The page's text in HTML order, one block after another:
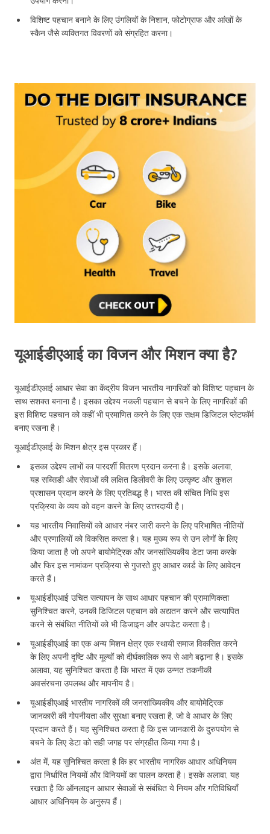
विशिष्ट पहचान बनाने के लिए उंगलियों के निशान, फोटोग्राफ और आंखों के
स्कैन जैसे व्यक्तिगत विवरणों को संग्रहित करना।
यूआईडीएआई का विजन और मिशन क्या है?
यूआईडीएआई आधार सेवा का केंद्रीय विजन भारतीय नागरिकों को विशिष्ट पहचान के
साथ सशक्त बनाना है। इसका उद्देश्य नकली पहचान से बचने के लिए नागरिकों की
इस विशिष्ट पहचान को कहीं भी प्रमाणित करने के लिए एक सक्षम डिजिटल प्लेटफॉर्म
बनाए रखना है।
यूआईडीएआई के मिशन क्षेत्र इस प्रकार हैं।
इसका उद्देश्य लाभों का पारदर्शी वितरण प्रदान करना है। इसके अलावा,
यह सब्सिडी और सेवाओं की लक्षित डिलीवरी के लिए उत्कृष्ट और कुशल
प्रशासन प्रदान करने के लिए प्रतिबद्ध है। भारत की संचित निधि इस
प्रक्रिया के व्यय को वहन करने के लिए उत्तरदायी है।
यह भारतीय निवासियों को आधार नंबर जारी करने के लिए परिभाषित नीतियों
और प्रणालियों को विकसित करता है। यह मुख्य रूप से उन लोगों के लिए
किया जाता है जो अपने बायोमेट्रिक और जनसांख्यिकीय डेटा जमा करके
और फिर इस नामांकन प्रक्रिया से गुजरते हुए आधार कार्ड के लिए आवेदन
करते हैं।
यूआईडीएआई उचित सत्यापन के साथ आधार पहचान की प्रामाणिकता
सुनिश्चित करने, उनकी डिजिटल पहचान को अद्यतन करने और सत्यापित
करने से संबंधित नीतियों को भी डिजाइन और अपडेट करता है।
यूआईडीएआई का एक अन्य मिशन क्षेत्र एक स्थायी समाज विकसित करने
के लिए अपनी दृष्टि और मूल्यों को दीर्घकालिक रूप से आगे बढ़ाना है। इसके
अलावा, यह सुनिश्चित करता है कि भारत में एक उन्नत तकनीकी
अवसंरचना उपलब्ध और मापनीय है।
यूआईडीएआई भारतीय नागरिकों की जनसांख्यिकीय और बायोमेट्रिक
जानकारी की गोपनीयता और सुरक्षा बनाए रखता है, जो वे आधार के लिए
प्रदान करते हैं। यह सुनिश्चित करता है कि इस जानकारी के दुरुपयोग से
बचने के लिए डेटा को सही जगह पर संग्रहीत किया गया है।
अंत में, यह सुनिश्चित करता है कि हर भारतीय नागरिक आधार अधिनियम
द्वारा निर्धारित नियमों और विनियमों का पालन करता है। इसके अलावा, यह
रखता है कि ऑनलाइन आधार सेवाओं से संबंधित ये नियम और गतिविधियाँ
आधार अधिनियम के अनुरूप हैं।